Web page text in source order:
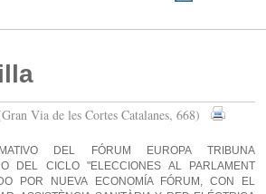
Via de les Cortes Catalanes, 668)
DEL FÓRUM EUROPA TRIBUNA
DEL CICLO "ELECCIONES AL PARLAMENT
POR NUEVA ECONOMÍA FÓRUM, CON EL